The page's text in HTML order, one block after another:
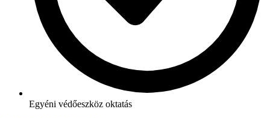
Egyéni védőeszköz oktatás